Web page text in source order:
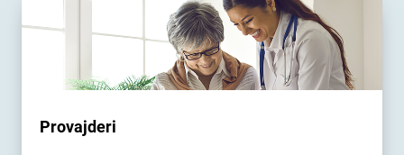
Provajderi